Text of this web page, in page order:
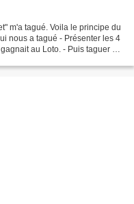
m'a tagué. Voila le principe du
nous a tagué - Présenter les 4
au Loto. - Puis taguer 10